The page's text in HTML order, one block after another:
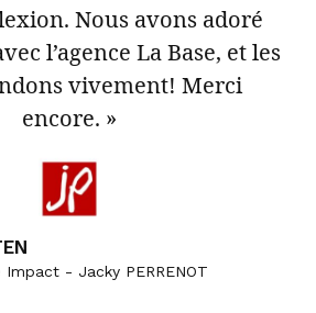
Nous avons adoré
l’agence La Base, et les
vivement! Merci
encore. »
Impact - Jacky PERRENOT